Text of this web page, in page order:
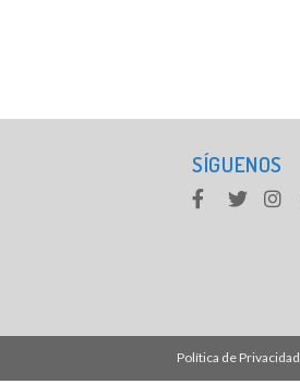
SÍGUENOS
Política de Privacidad